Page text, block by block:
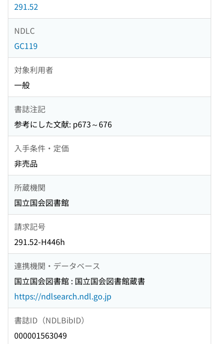
291.52
NDLC
GC119
対象利用者
一般
書誌注記
参考にした文献: p673～676
入手条件・定価
非売品
所蔵機関
国立国会図書館
請求記号
291.52-H446h
連携機関・データベース
国立国会図書館 : 国立国会図書館蔵書
https://ndlsearch.ndl.go.jp
書誌ID（NDLBibID）
000001563049